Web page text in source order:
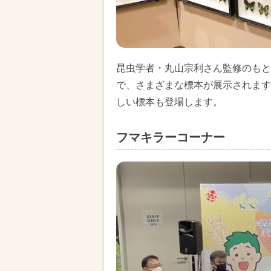
昆虫学者・丸山宗利さん監修のも
で、さまざまな標本が展示されま
しい標本も登場します。
フマキラーコーナー